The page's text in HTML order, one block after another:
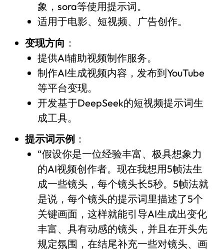
象，sora等使用提示词。
适用于电影、短视频、广告创作。
变现方向 ：
提供AI辅助视频制作服务。
制作AI生成视频内容，发布到YouTube
等平台变现。
开发基于DeepSeek的短视频提示词生
成工具。
提示词示例 ：
“假设你是一位经验丰富、极具想象力
的AI视频创作者。现在我想用5帧法生
成一些镜头，每个镜头长5秒。5帧法就
是说，每个镜头的提示词里描述了5个
关键画面，这样就能引导AI生成出变化
丰富、具有动感的镜头，并且在开头先
规定氛围，在结尾补充一些对镜头、画